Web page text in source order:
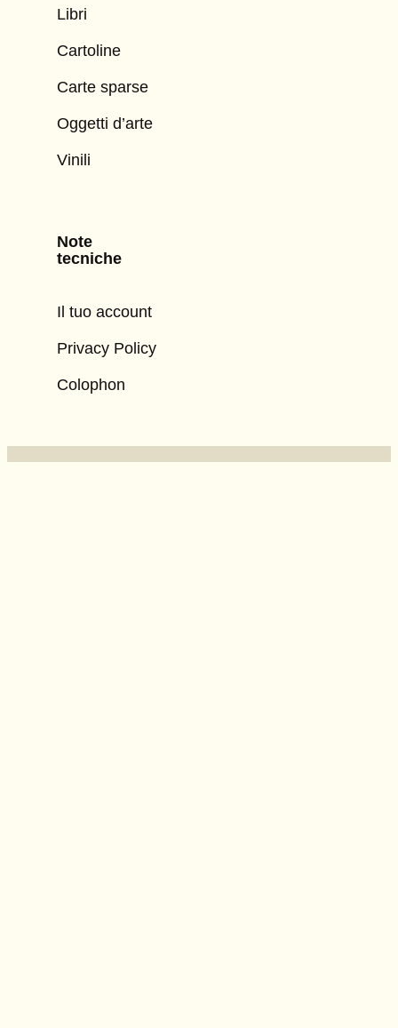
Libri
Cartoline
Carte sparse
Oggetti d’arte
Vinili
Note
tecniche
Il tuo account
Privacy Policy
Colophon